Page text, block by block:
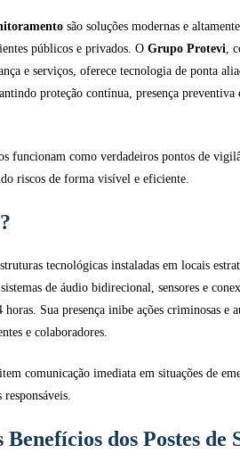
são soluções modernas e
públicos e privados. O Grupo Protevi,
e serviços, oferece tecnologia de ponta
proteção contínua, presença preventiva
funcionam como verdadeiros pontos de
riscos de forma visível e eficiente.
tecnológicas instaladas em locais
de áudio bidirecional, sensores e
Sua presença inibe ações criminosas e
e colaboradores.
comunicação imediata em situações de
responsáveis.
dos Postes de